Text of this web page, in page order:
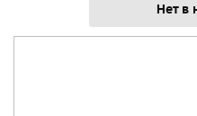
Нет в